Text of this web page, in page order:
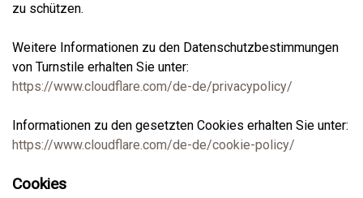
zu schützen.
Weitere Informationen zu den Datenschutzbestimmungen
von Turnstile erhalten Sie unter:
https://www.cloudflare.com/de-de/privacypolicy/
Informationen zu den gesetzten Cookies erhalten Sie unter:
https://www.cloudflare.com/de-de/cookie-policy/
Cookies